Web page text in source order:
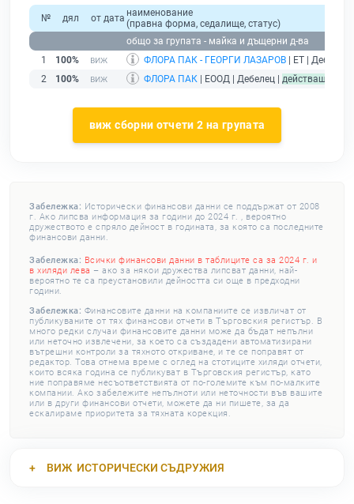
№ дял от дата наименование
(правна форма, седалище, статус)
общо за групата - майка и дъщерни д-ва
1
100% ФЛОРА ПАК - ГЕОРГИ ЛАЗАРОВ | ЕТ | Дебелец
2
100% ФЛОРА ПАК | ЕООД | Дебелец | действащ
виж сборни отчети 2 на групата
Забележка: Исторически финансови данни се поддържат от 2008
г. Ако липсва информация за години до 2024 г. , вероятно
дружеството е спряло дейност в годината, за която са последните
финансови данни.
Забележка: Всички финансови данни в таблиците са за 2024 г. и
в хиляди лева – ако за някои дружества липсват данни, най-
вероятно те са преустановили дейността си още в предходни
години.
Забележка: Финансовите данни на компаниите се извличат от
публикуваните от тях финансови отчети в Търговския регистър. В
много редки случаи финансовите данни може да бъдат непълни
или неточно извлечени, за което са създадени автоматизирани
вътрешни контроли за тяхното откриване, и те се поправят от
редактор. Това отнема време с оглед на стотиците хиляди отчети,
които всяка година се публикуват в Търговския регистър, като
ние поправяме несъответствията от по-големите към по-малките
компании. Ако забележите непълноти или неточности във вашите
или в други финансови отчети, можете да ни пишете, за да
ескалираме приоритета за тяхната корекция.
ВИЖ ИСТОРИЧЕСКИ СЪДРУЖИЯ